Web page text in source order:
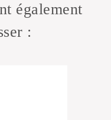
également
: